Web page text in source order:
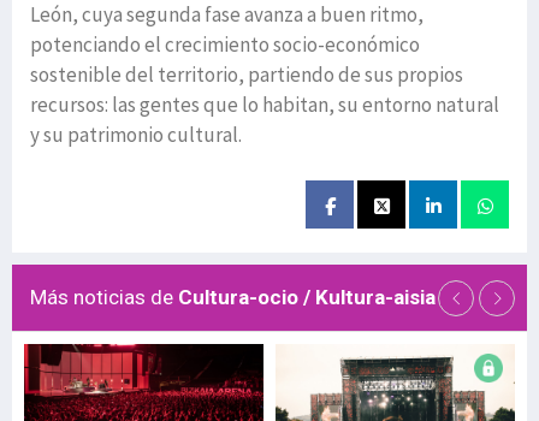
León, cuya segunda fase avanza a buen ritmo,
potenciando el crecimiento socio-económico
sostenible del territorio, partiendo de sus propios
recursos: las gentes que lo habitan, su entorno natural
y su patrimonio cultural.
Más noticias de Cultura-ocio / Kultura-aisia